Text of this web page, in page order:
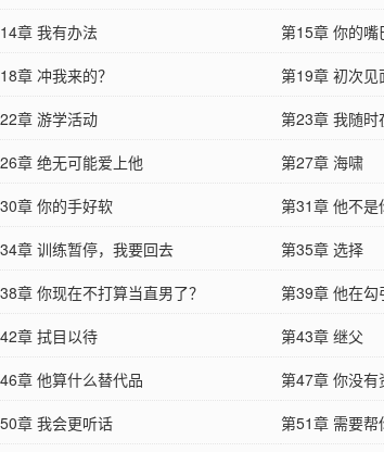
章 我有办法 第15章 你的嘴
章 冲我来的？ 第19章 初次见
章 游学活动 第23章 我随时
章 绝无可能爱上他 第27章 海啸
章 你的手好软 第31章 他不是
章 训练暂停，我要回去 第35章 选择
章 你现在不打算当直男了？ 第39章 他在勾
章 拭目以待 第43章 继父
章 他算什么替代品 第47章 你没有
章 我会更听话 第51章 需要帮